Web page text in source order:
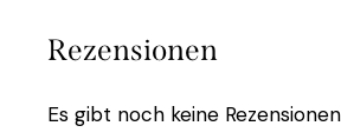
Rezensionen
Es gibt noch keine